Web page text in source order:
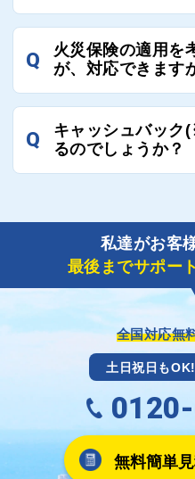
ご連絡いただき、屋根
業者へ状況確認の連絡
いたしますので、お気
工事業者の状況や屋根
って工事期間は変わり
また、急ぎの場合など
にご協力いたしますの
り期間を短縮できる状
だきます。
Q
火災保険の適用を
が、対応できます
風災補償を適用される
Q
キャッシュバッ
るのでしょうか？
了しましたら、キャッ
に各項目を入力いただ
その内容を屋根コネク
までには送付手配させ
※キャッシュバックの
ます。
私達がお客
最後までサポー
全国対応無
土日祝日も
無料簡単